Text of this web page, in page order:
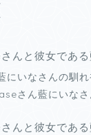
んと彼女であ
にいなさんの馴れ
さん藍にいなさ
んと彼女であ